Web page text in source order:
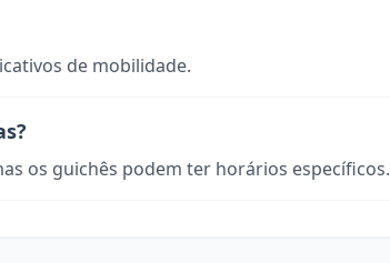
de mobilidade.
os guichês podem ter horários específicos.